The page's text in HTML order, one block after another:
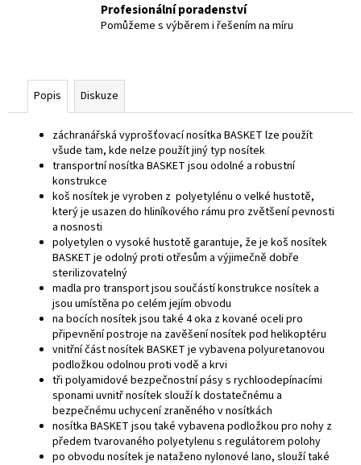
Profesionální poradenství
Pomůžeme s výběrem i řešením na míru
Popis Diskuze
záchranářská vyprošťovací nosítka BASKET lze použít
všude tam, kde nelze použít jiný typ nosítek
transportní nosítka BASKET jsou odolné a robustní
konstrukce
koš nosítek je vyroben z polyetylénu o velké hustotě,
který je usazen do hliníkového rámu pro zvětšení pevnosti
a nosnosti
polyetylen o vysoké hustotě garantuje, že je koš nosítek
BASKET je odolný proti otřesům a výjimečně dobře
sterilizovatelný
madla pro transport jsou součástí konstrukce nosítek a
jsou umístěna po celém jejím obvodu
na bocích nosítek jsou také 4 oka z kované oceli pro
připevnění postroje na zavěšení nosítek pod helikoptéru
vnitřní část nosítek BASKET je vybavena polyuretanovou
podložkou odolnou proti vodě a krvi
tři polyamidové bezpečnostní pásy s rychloodepínacími
sponami uvnitř nosítek slouží k dostatečnému a
bezpečnému uchycení zraněného v nosítkách
nosítka BASKET jsou také vybavena podložkou pro nohy z
předem tvarovaného polyetylenu s regulátorem polohy
po obvodu nosítek je nataženo nylonové lano, slouží také